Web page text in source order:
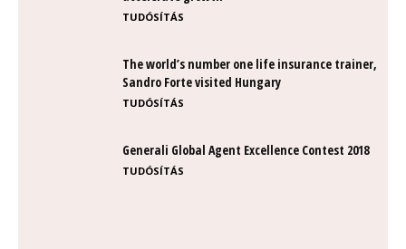
TUDÓSÍTÁS
The world’s number one life insurance trainer,
Sandro Forte visited Hungary
TUDÓSÍTÁS
Generali Global Agent Excellence Contest 2018
TUDÓSÍTÁS